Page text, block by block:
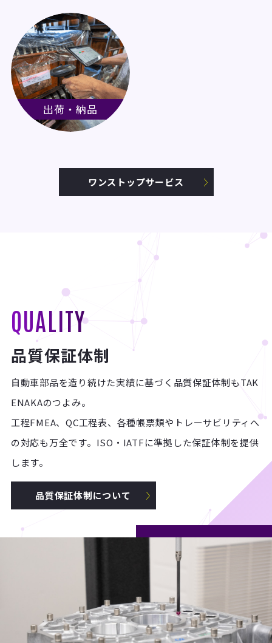
出荷・納品
ワンストップサービス
QUALITY
品質保証体制
自動車部品を造り続けた実績に基づく品質保証体制もTAK
ENAKAのつよみ。
工程FMEA、QC工程表、各種帳票類やトレーサビリティへ
の対応も万全です。ISO・IATFに準拠した保証体制を提供
します。
品質保証体制について